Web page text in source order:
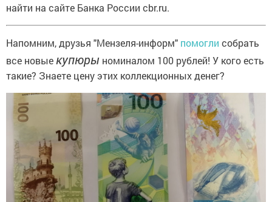
найти на сайте Банка России cbr.ru.
Напомним, друзья "Мензеля-информ" помогли собрать
все новые купюры номиналом 100 рублей! У кого есть
такие? Знаете цену этих коллекционных денег?